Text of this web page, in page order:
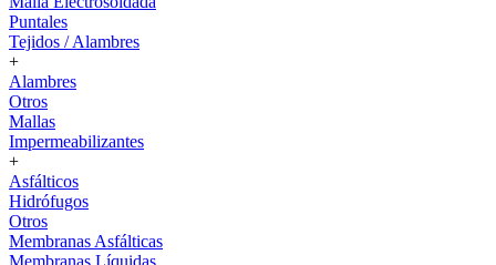
Puntales
Tejidos / Alambres
+
Alambres
Otros
Mallas
Impermeabilizantes
+
Asfálticos
Hidrófugos
Otros
Membranas Asfálticas
Membranas Líquidas